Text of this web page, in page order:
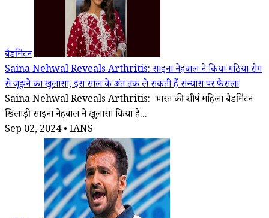
बैडमिंटन
Saina Nehwal Reveals Arthritis: साइना नेहवाल ने किया गठिया रोग
से जूझने का खुलासा, इस साल के अंत तक ले सकती हैं संन्यास पर फैसला
Saina Nehwal Reveals Arthritis: भारत की शीर्ष महिला बैडमिंटन
खिलाड़ी साइना नेहवाल ने खुलासा किया है...
Sep 02, 2024 • IANS